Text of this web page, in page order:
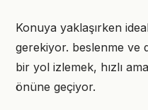
Konuya yaklaşırken
gerekiyor. beslenme ve
bir yol izlemek, hızlı
önüne geçiyor.